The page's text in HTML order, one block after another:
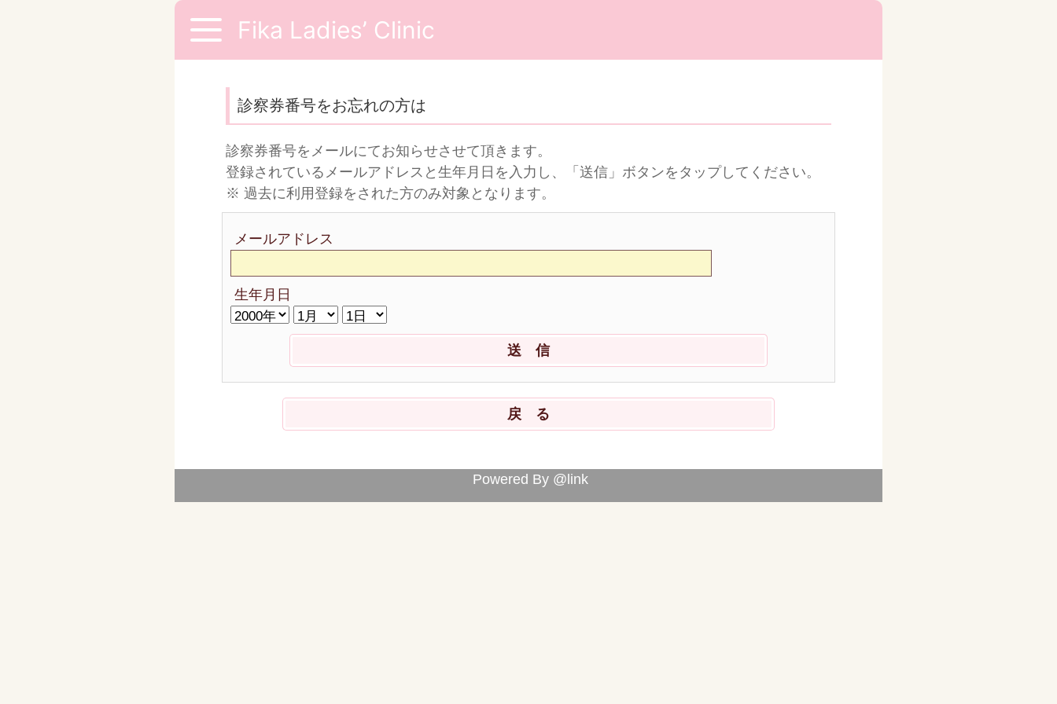
Fika Ladies’ Clinic
診察券番号をお忘れの方は
診察券番号をメールにてお知らせさせて頂きます。
登録されているメールアドレスと生年月日を入力し、「送信」ボタンをタップしてください。
※ 過去に利用登録をされた方のみ対象となります。
メールアドレス
生年月日
Powered By @link